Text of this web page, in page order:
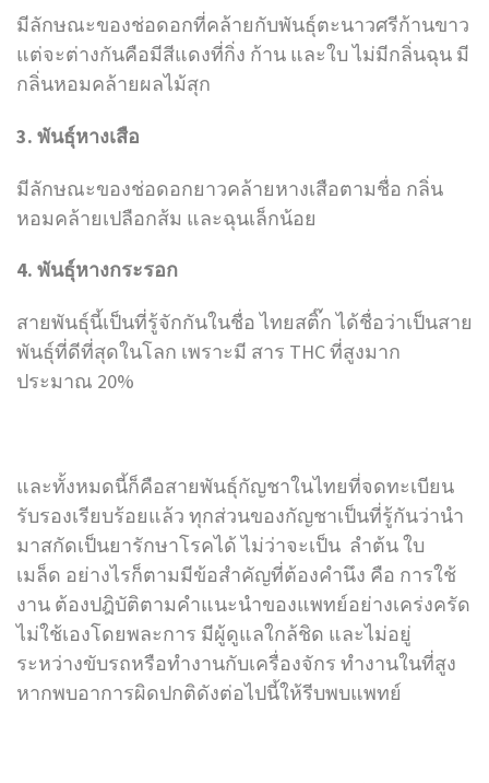
มีลักษณะของช่อดอกที่คล้ายกับพันธุ์ตะนาวศรีก้านขาว
แต่จะต่างกันคือมีสีแดงที่กิ่ง ก้าน และใบ ไม่มีกลิ่นฉุน มี
กลิ่นหอมคล้ายผลไม้สุก
3. พันธุ์หางเสือ
มีลักษณะของช่อดอกยาวคล้ายหางเสือตามชื่อ กลิ่น
หอมคล้ายเปลือกส้ม และฉุนเล็กน้อย
4. พันธุ์หางกระรอก
สายพันธุ์นี้เป็นที่รู้จักกันในชื่อ ไทยสติ๊ก ได้ชื่อว่าเป็นสาย
พันธุ์ที่ดีที่สุดในโลก เพราะมี สาร THC ที่สูงมาก
ประมาณ 20%
และทั้งหมดนี้ก็คือสายพันธุ์กัญชาในไทยที่จดทะเบียน
รับรองเรียบร้อยแล้ว ทุกส่วนของกัญชาเป็นที่รู้กันว่านำ
มาสกัดเป็นยารักษาโรคได้ ไม่ว่าจะเป็น ลำต้น ใบ
เมล็ด อย่างไรก็ตามมีข้อสำคัญที่ต้องคำนึง คือ การใช้
งาน ต้องปฎิบัติตามคำแนะนำของแพทย์อย่างเคร่งครัด
ไม่ใช้เองโดยพละการ มีผู้ดูแลใกล้ชิด และไม่อยู่
ระหว่างขับรถหรือทำงานกับเครื่องจักร ทำงานในที่สูง
หากพบอาการผิดปกติดังต่อไปนี้ให้รีบพบแพทย์